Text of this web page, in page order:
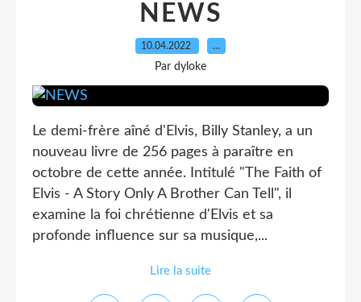
NEWS
10.04.2022 …
Par dyloke
Le demi-frère aîné d'Elvis, Billy Stanley, a un
nouveau livre de 256 pages à paraître en
octobre de cette année. Intitulé "The Faith of
Elvis - A Story Only A Brother Can Tell", il
examine la foi chrétienne d'Elvis et sa
profonde influence sur sa musique,...
Lire la suite